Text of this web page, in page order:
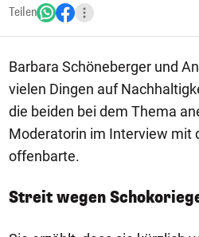
Teilen
Barbara Schöneberger und
vielen Dingen auf
die beiden bei dem Thema
Moderatorin im Interview mit
offenbarte.
Streit wegen